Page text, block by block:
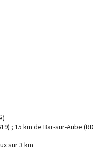
; 15 km de Bar-sur-Aube (RD
sur 3 km